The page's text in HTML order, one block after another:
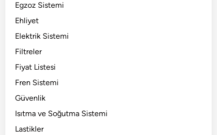
Egzoz Sistemi
Ehliyet
Elektrik Sistemi
Filtreler
Fiyat Listesi
Fren Sistemi
Güvenlik
Isıtma ve Soğutma Sistemi
Lastikler